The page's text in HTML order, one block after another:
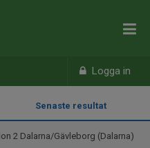
Logga in
Senaste resultat
2 Dalarna/Gävleborg (Dalarna)